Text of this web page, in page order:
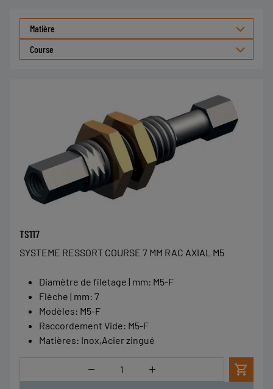
Matière
Course
TS117
SYSTEME RESSORT COURSE 7 MM RAC AXIAL M5
Diamètre de filetage | mm: M5-F
Flèche | mm: 7
Modèles: M5-F
Raccordement Vide: M5-F
Matières: Inox,Acier zingué
Quantité